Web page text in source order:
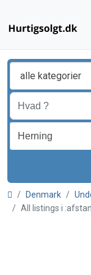
alle kategorier
Denmark
All listings i